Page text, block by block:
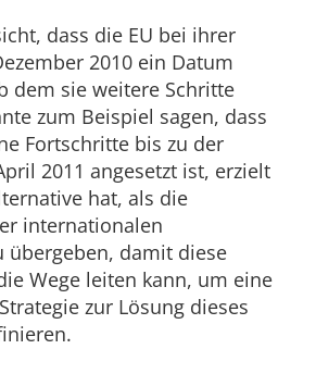
dass die EU bei ihrer
2010 ein Datum
dem sie weitere Schritte
zum Beispiel sagen, dass
Fortschritte bis zu der
2011 angesetzt ist, erzielt
hat, als die
internationalen
übergeben, damit diese
Wege leiten kann, um eine
zur Lösung dieses